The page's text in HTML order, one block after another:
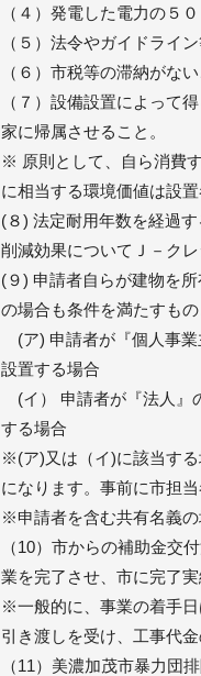
（４）発電した電力の５
（５）法令やガイドライ
（６）市税等の滞納がない
（７）設備設置によって
家に帰属させること。
※ 原則として、自ら消費
に相当する環境価値は設
(８) 法定耐用年数を経過
削減効果についてＪ－ク
(９) 申請者自らが建物を
の場合も条件を満たすもの
(ア) 申請者が『個人事業
設置する場合
(イ） 申請者が『法人』
する場合
※(ア)又は（イ)に該当す
になります。事前に市担
※申請者を含む共有名義の
（10）市からの補助金交
業を完了させ、市に完了
※一般的に、事業の着手
引き渡しを受け、工事代
（11）美濃加茂市暴力団